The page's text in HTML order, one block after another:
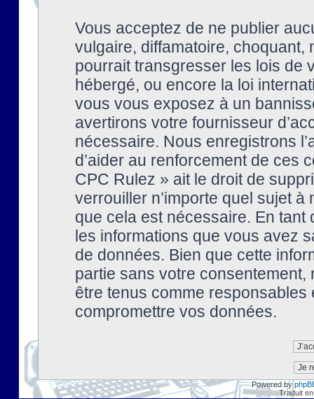
Vous acceptez de ne publier
vulgaire, diffamatoire, choquant,
pourrait transgresser les lois de
hébergé, ou encore la loi
vous vous exposez à un
avertirons votre fournisseur
nécessaire. Nous enregistrons
d’aider au renforcement de ces
CPC Rulez » ait le droit de
verrouiller n’importe quel sujet à
que cela est nécessaire. En tant
les informations que vous avez
de données. Bien que cette
partie sans votre
être tenus comme
compromettre vos données.
Powered by
Traduit